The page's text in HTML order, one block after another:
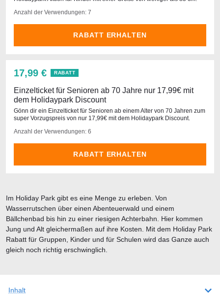
Anzahl der Verwendungen: 7
RABATT ERHALTEN
17,99 € RABATT
Einzelticket für Senioren ab 70 Jahre nur 17,99€ mit
dem Holidaypark Discount
Gönn dir ein Einzelticket für Senioren ab einem Alter von 70 Jahren zum
super Vorzugspreis von nur 17,99€ mit dem Holidaypark Discount.
Anzahl der Verwendungen: 6
RABATT ERHALTEN
Inhalt
Im Holiday Park gibt es eine Menge zu erleben. Von
Wasserrutschen über einen Abenteuerwald und einem
Bällchenbad bis hin zu einer riesigen Achterbahn. Hier kommen
Jung und Alt gleichermaßen auf ihre Kosten. Mit dem Holiday Park
Rabatt für Gruppen, Kinder und für Schulen wird das Ganze auch
gleich noch richtig erschwinglich.